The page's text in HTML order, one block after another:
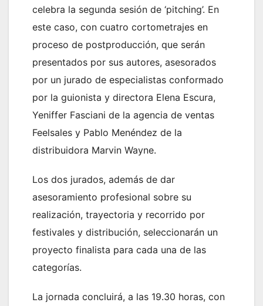
celebra la segunda sesión de ‘pitching’. En
este caso, con cuatro cortometrajes en
proceso de postproducción, que serán
presentados por sus autores, asesorados
por un jurado de especialistas conformado
por la guionista y directora Elena Escura,
Yeniffer Fasciani de la agencia de ventas
Feelsales y Pablo Menéndez de la
distribuidora Marvin Wayne.
Los dos jurados, además de dar
asesoramiento profesional sobre su
realización, trayectoria y recorrido por
festivales y distribución, seleccionarán un
proyecto finalista para cada una de las
categorías.
La jornada concluirá, a las 19.30 horas, con